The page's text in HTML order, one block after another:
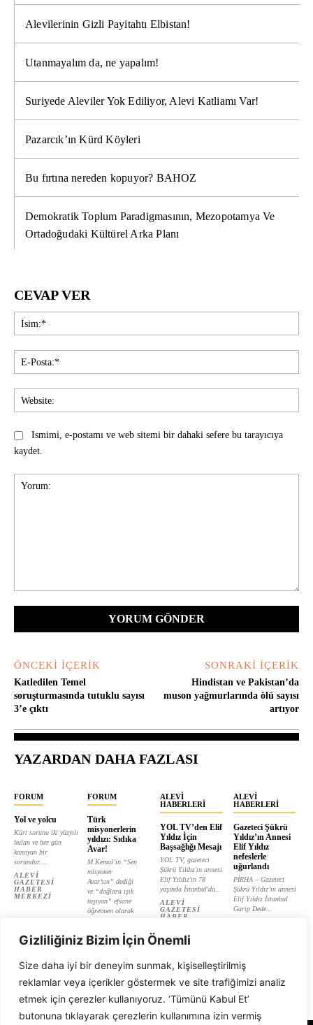
Gizliliğiniz Bizim İçin Önemli
Size daha iyi bir deneyim sunmak, kişiselleştirilmiş
reklamlar veya içerikler göstermek ve site trafiğimizi analiz
etmek için çerezler kullanıyoruz. ‘Tümünü Kabul Et’
butonuna tıklayarak çerezlerin kullanımına izin vermiş
Alevilerinin Gizli Payitahtı Elbistan!
Utanmayalım da, ne yapalım!
Suriyede Aleviler Yok Ediliyor, Alevi Katliamı Var!
Pazarcık’ın Kürd Köyleri
Bu fırtına nereden kopuyor? BAHOZ
Demokratik Toplum Paradigmasının, Mezopotamya Ve
Ortadoğudaki Kültürel Arka Planı
CEVAP VER
Ismimi, e-postamı ve web sitemi bir dahaki sefere bu tarayıcıya
kaydet.
ÖNCEKI İÇERIK
Katledilen Temel
soruşturmasında tutuklu sayısı
3’e çıktı
SONRAKI İÇERIK
Hindistan ve Pakistan’da
muson yağmurlarında ölü sayısı
artıyor
YAZARDAN DAHA FAZLASI
FORUM
Yol ve yolcu
Kürt sorunu iki yüzyılı
bulan ve her gün
kanayan bir
sorundur....
ALEVI
GAZETESI
HABER
MERKEZI
FORUM
Türk
misyonerlerin
yıldızı: Sıdıka
Avar!
M.Kemal’in “Sen
misyoner
Avar’sın” dediği
ve “dağlara ışık
taşıyan” efsane
öğretmen olarak
ALEVI
GAZETESI
ALEVI
HABERLERI
YOL TV’den Elif
Yıldız İçin
Başsağlığı Mesajı
YOL TV, gazeteci
Şükrü Yıldız'ın annesi
Elif Yıldız'ın 78
yaşında İstanbul'da...
ALEVI
GAZETESI
HABER
ALEVI
HABERLERI
Gazeteci Şükrü
Yıldız’ın Annesi
Elif Yıldız
nefeslerle
uğurlandı
PİRHA – Gazeteci
Şükrü Yıldız’ın annesi
Elif Yıldız İstanbul
Garip Dede...